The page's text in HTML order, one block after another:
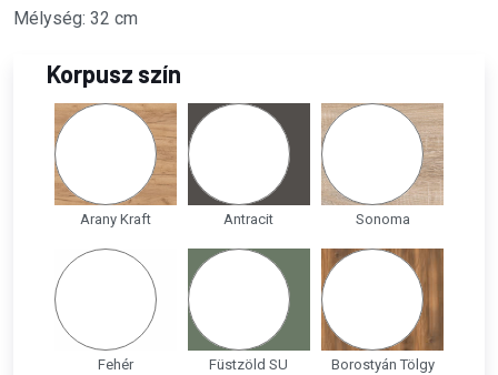
Mélység: 32 cm
Korpusz szín
Arany Kraft Antracit Sonoma
Fehér Füstzöld SU Borostyán Tölgy